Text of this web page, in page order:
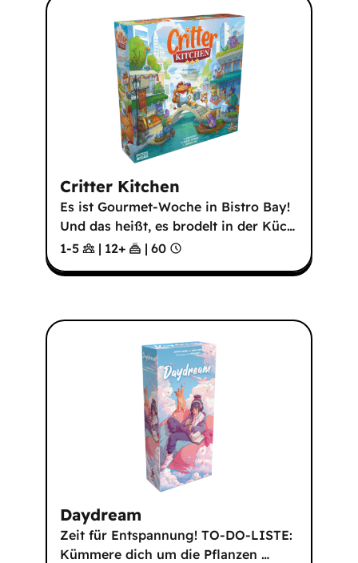
Critter Kitchen
Es ist Gourmet-Woche in Bistro Bay!
Und das heißt, es brodelt in der Küc…
1-5
| 12+ | 60
Daydream
Zeit für Entspannung! TO-DO-LISTE:
Kümmere dich um die Pflanzen …